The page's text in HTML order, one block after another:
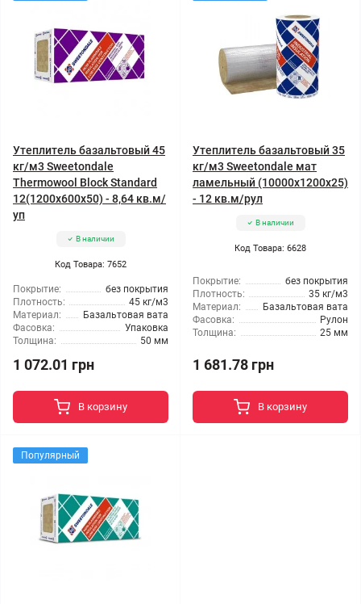
Утеплитель базальтовый 45
кг/м3 Sweetondale
Thermowool Block Standard
12(1200x600x50) - 8,64 кв.м/
уп
В наличии
Код Товара: 7652
Покрытие:
без покрытия
Плотность:
45 кг/м3
Материал:
Базальтовая вата
Фасовка:
Упаковка
Толщина:
50 мм
1 072.01 грн
В корзину
Утеплитель базальтовый 35
кг/м3 Sweetondale мат
ламельный (10000x1200x25)
- 12 кв.м/рул
В наличии
Код Товара: 6628
Покрытие:
без покрытия
Плотность:
35 кг/м3
Материал:
Базальтовая вата
Фасовка:
Рулон
Толщина:
25 мм
1 681.78 грн
В корзину
Популярный